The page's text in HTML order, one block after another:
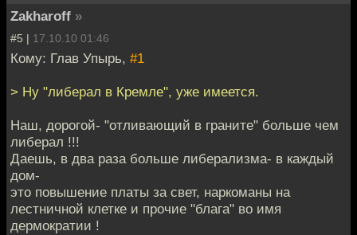
Zakharoff »
#5 | 17.10.10 01:46
Кому: Глав Упырь, #1
> Ну "либерал в Кремле", уже имеется.
Наш, дорогой- "отливающий в граните" больше чем
либерал !!!
Даешь, в два раза больше либерализма- в каждый
дом-
это повышение платы за свет, наркоманы на
лестничной клетке и прочие "блага" во имя
дермократии !